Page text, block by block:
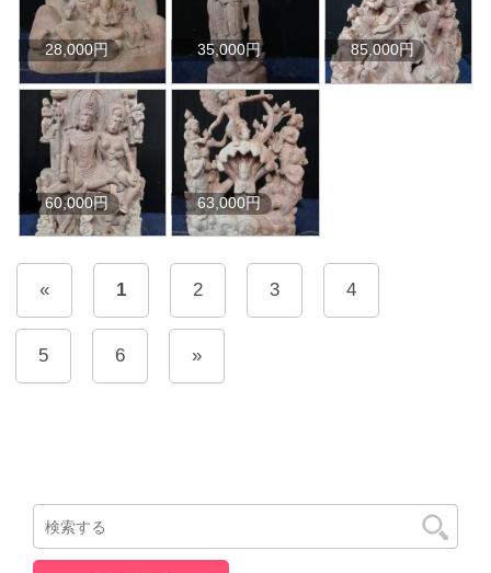
28,000円 35,000円 85,000円
60,000円 63,000円
« 1 2 3 4
5 6 »